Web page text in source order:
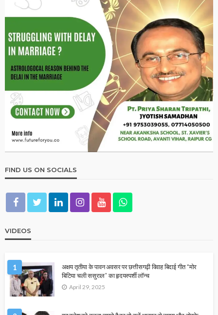
FIND US ON SOCIALS
VIDEOS
1
अक्षय तृतीया के पावन अवसर पर छत्तीसगढ़ी विवाह बिदाई गीत “मोर
बिटिया चली ससुराल” का हृदयस्पर्शी लॉन्च
April 29, 2025